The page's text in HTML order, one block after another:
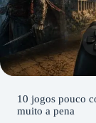
10 jogos pouco
muito a pena